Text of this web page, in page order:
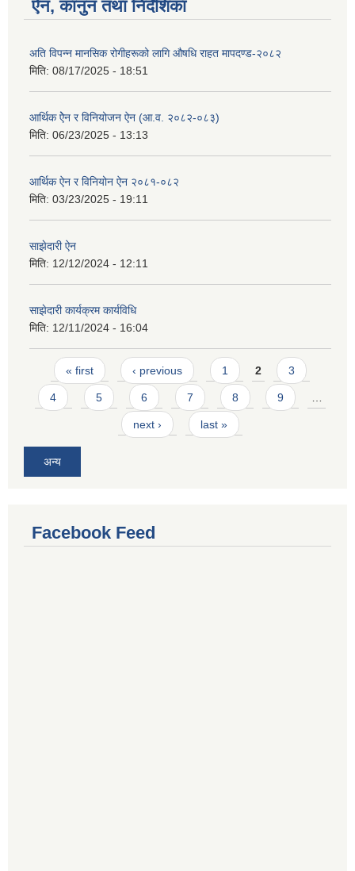
ऐन, कानुन तथा निर्देशिका
अति विपन्न मानसिक रोगीहरूको लागि औषधि राहत मापदण्ड-२०८२
मिति: 08/17/2025 - 18:51
आर्थिक ऐेन र विनियोजन ऐन (आ.व. २०८२-०८‍३)
मिति: 06/23/2025 - 13:13
आर्थिक ऐन र विनियोन ऐन २०८१-०८२
मिति: 03/23/2025 - 19:11
साझेदारी ऐन
मिति: 12/12/2024 - 12:11
साझेदारी कार्यक्रम कार्यविधि
मिति: 12/11/2024 - 16:04
Pages
« first ‹ previous 1 2 3
4 5 6 7 8 9 …
next › last »
अन्य
Facebook Feed